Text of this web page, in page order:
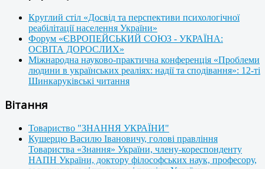
Круглий стіл «Досвід та перспективи психологічної
реабілітації населення України»
Форум «ЄВРОПЕЙСЬКИЙ СОЮЗ - УКРАЇНА:
ОСВІТА ДОРОСЛИХ»
Міжнародна науково-практична конференція «Проблеми
людини в українських реаліях: надії та сподівання»: 12-ті
Шинкаруківські читання
Вітання
Товариство "ЗНАННЯ УКРАЇНИ"
Кушерцю Василю Івановичу, голові правління
Товариства «Знання» України, члену-кореспонденту
НАПН України, доктору філософських наук, професору,